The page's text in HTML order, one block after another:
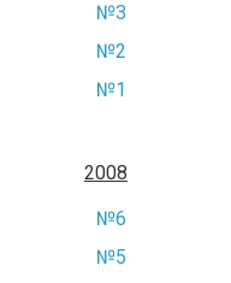
№3
№2
№1
2008
№6
№5